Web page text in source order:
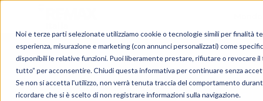
Noi e terze parti selezionate utilizziamo cookie o tecnologie simili per finalità
esperienza, misurazione e marketing (con annunci personalizzati) come
disponibili le relative funzioni. Puoi liberamente prestare, rifiutare o revocare
tutto” per acconsentire. Chiudi questa informativa per continuare senza
Se non si accetta l'utilizzo, non verrà tenuta traccia del comportamento
ricordare che si è scelto di non registrare informazioni sulla navigazione.